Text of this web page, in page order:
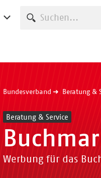
Suche starten
Bundesverband Beratung &
Beratung & Service
Werbung für das